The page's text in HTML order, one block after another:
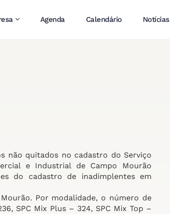
Agenda Calendário Notícias
não quitados no cadastro do Serviço
e Industrial de Campo Mourão
do cadastro de inadimplentes em
Por modalidade, o número de
SPC Mix Plus – 324, SPC Mix Top –